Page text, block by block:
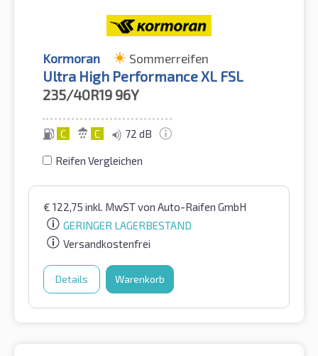
Kormoran Sommerreifen
Ultra High Performance XL FSL
235/40R19 96Y
C C 72 dB
Reifen Vergleichen
€ 122,75 inkl. MwSTvon Auto-Raifen GmbH
GERINGER LAGERBESTAND
Versandkostenfrei
Details Warenkorb